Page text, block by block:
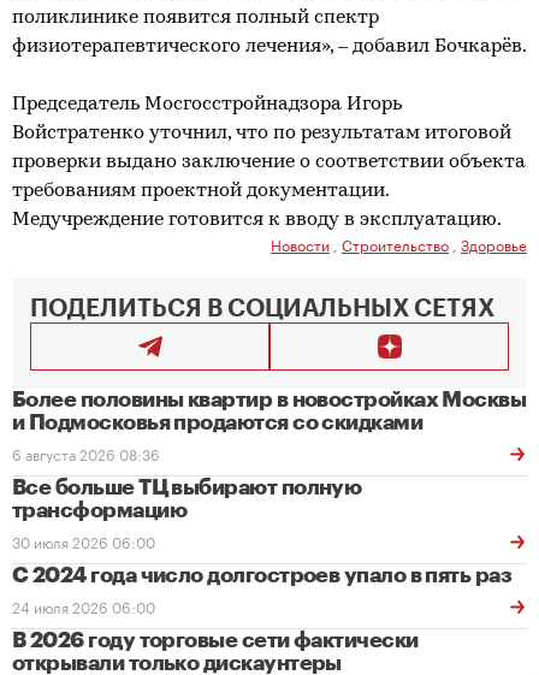
поликлинике появится полный спектр
физиотерапевтического лечения», – добавил Бочкарёв.
Председатель Мосгосстройнадзора Игорь
Войстратенко уточнил, что по результатам итоговой
проверки выдано заключение о соответствии объекта
требованиям проектной документации.
Медучреждение готовится к вводу в эксплуатацию.
Новости Строительство Здоровье
ПОДЕЛИТЬСЯ В СОЦИАЛЬНЫХ СЕТЯХ
Более половины квартир в новостройках Москвы
и Подмосковья продаются со скидками
6 августа 2026 08:36
Все больше ТЦ выбирают полную
трансформацию
30 июля 2026 06:00
С 2024 года число долгостроев упало в пять раз
24 июля 2026 06:00
В 2026 году торговые сети фактически
открывали только дискаунтеры